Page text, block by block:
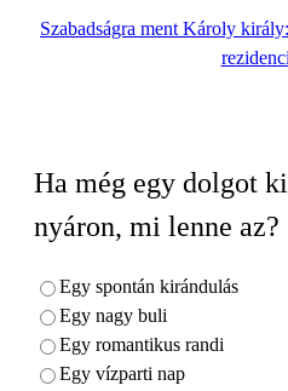
Szabadságra ment Károly
Ha még egy dolgot
nyáron, mi lenne az?
Egy spontán kirándulás
Egy nagy buli
Egy romantikus randi
Egy vízparti nap